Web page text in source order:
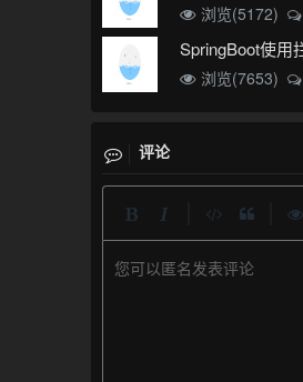
浏览(5172)
SpringBoot使用
浏览(7653)
评论
您可以匿名发表评论